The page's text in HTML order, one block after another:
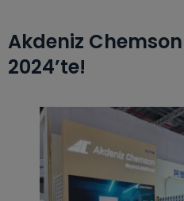
Akdeniz
2024’te!